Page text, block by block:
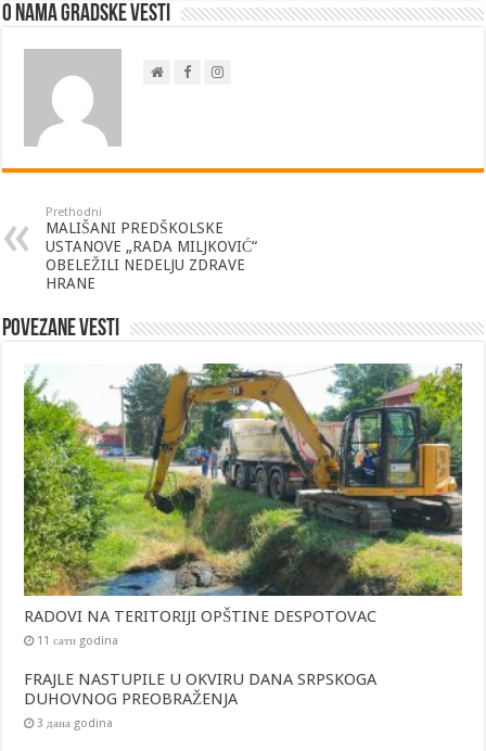
O nama Gradske Vesti
Prethodni
MALIŠANI PREDŠKOLSKE
USTANOVE „RADA MILJKOVIĆ“
OBELEŽILI NEDELJU ZDRAVE
HRANE
Povezane vesti
RADOVI NA TERITORIJI OPŠTINE DESPOTOVAC
11 сати godina
FRAJLE NASTUPILE U OKVIRU DANA SRPSKOGA
DUHOVNOG PREOBRAŽENJA
3 дана godina